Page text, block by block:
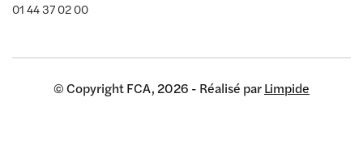
01 44 37 02 00
© Copyright FCA, 2026 - Réalisé parLimpide